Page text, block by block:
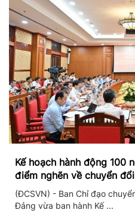
Kế hoạch hành động 100
điểm nghẽn về chuyển
Đảng
(ĐCSVN) - Ban Chỉ đạo
Đảng vừa ban hành Kế ...